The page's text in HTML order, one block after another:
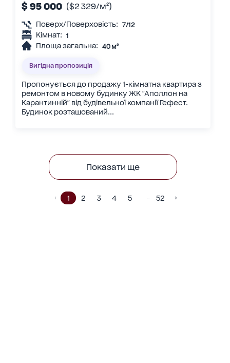
$ 95 000 ($2 329/м²)
Поверх/Поверховість: 7/12
Кімнат: 1
Площа загальна: 40 м²
Вигідна пропозиція
Пропонується до продажу 1-кімнатна квартира з
ремонтом в новому будинку ЖК "Аполлон на
Карантинній" від будівельної компанії Гефест.
Будинок розташований...
Показати ще
1 2 3 4 5 … 52